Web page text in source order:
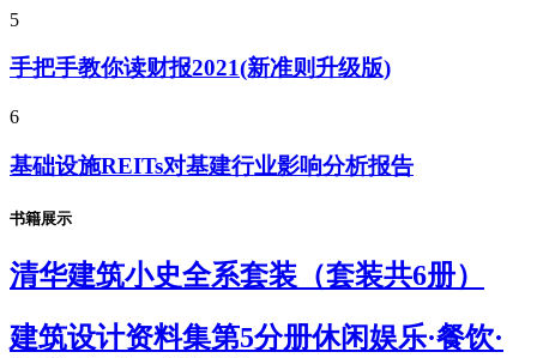
5
手把手教你读财报2021(新准则升级版)
6
基础设施REITs对基建行业影响分析报告
书籍展示
清华建筑小史全系套装（套装共6册）
建筑设计资料集第5分册休闲娱乐·餐饮·